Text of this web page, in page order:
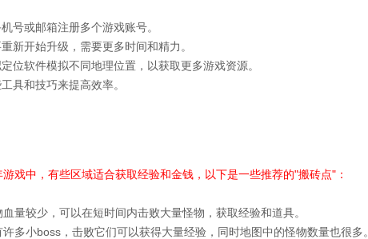
号或邮箱注册多个游戏账号。
新开始升级，需要更多时间和精力。
位软件模拟不同地理位置，以获取更多游戏资源。
具和技巧来提高效率。
戏中，有些区域适合获取经验和金钱，以下是一些推荐的"搬砖点"：
量较少，可以在短时间内击败大量怪物，获取经验和道具。
多小boss，击败它们可以获得大量经验，同时地图中的怪物数量也很多。